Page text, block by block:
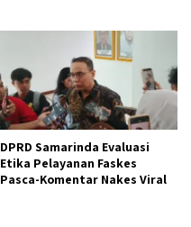
DPRD Samarinda Evaluasi
Etika Pelayanan Faskes
Pasca-Komentar Nakes Viral